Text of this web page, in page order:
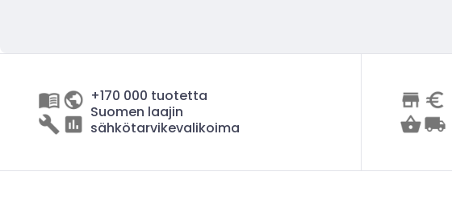
+170 000 tuotetta
Suomen laajin
sähkötarvikevalikoima